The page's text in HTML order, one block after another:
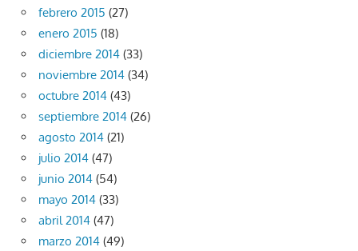
febrero 2015 (27)
enero 2015 (18)
diciembre 2014 (33)
noviembre 2014 (34)
octubre 2014 (43)
septiembre 2014 (26)
agosto 2014 (21)
julio 2014 (47)
junio 2014 (54)
mayo 2014 (33)
abril 2014 (47)
marzo 2014 (49)